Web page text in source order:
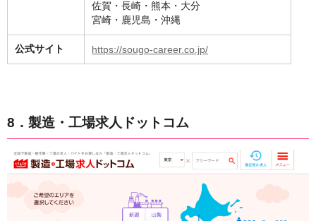
佐賀・長崎・熊本・大分
宮崎・鹿児島・沖縄
公式サイト https://sougo-career.co.jp/
8．製造・工場求人ドットコム